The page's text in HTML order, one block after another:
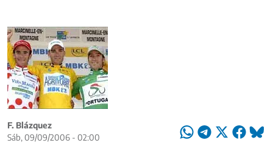
F. Blázquez
Sáb, 09/09/2006 - 02:00